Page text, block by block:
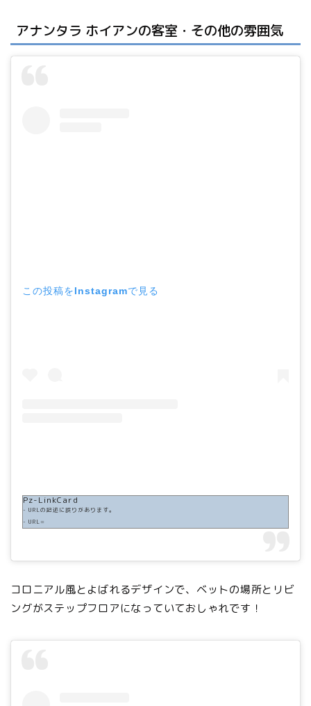
アナンタラ ホイアンの客室・その他の雰囲気
この投稿をInstagramで見る
Pz-LinkCard
- URLの記述に誤りがあります。
- URL=
コロニアル風とよばれるデザインで、ベットの場所とリビ
ングがステップフロアになっていておしゃれです！